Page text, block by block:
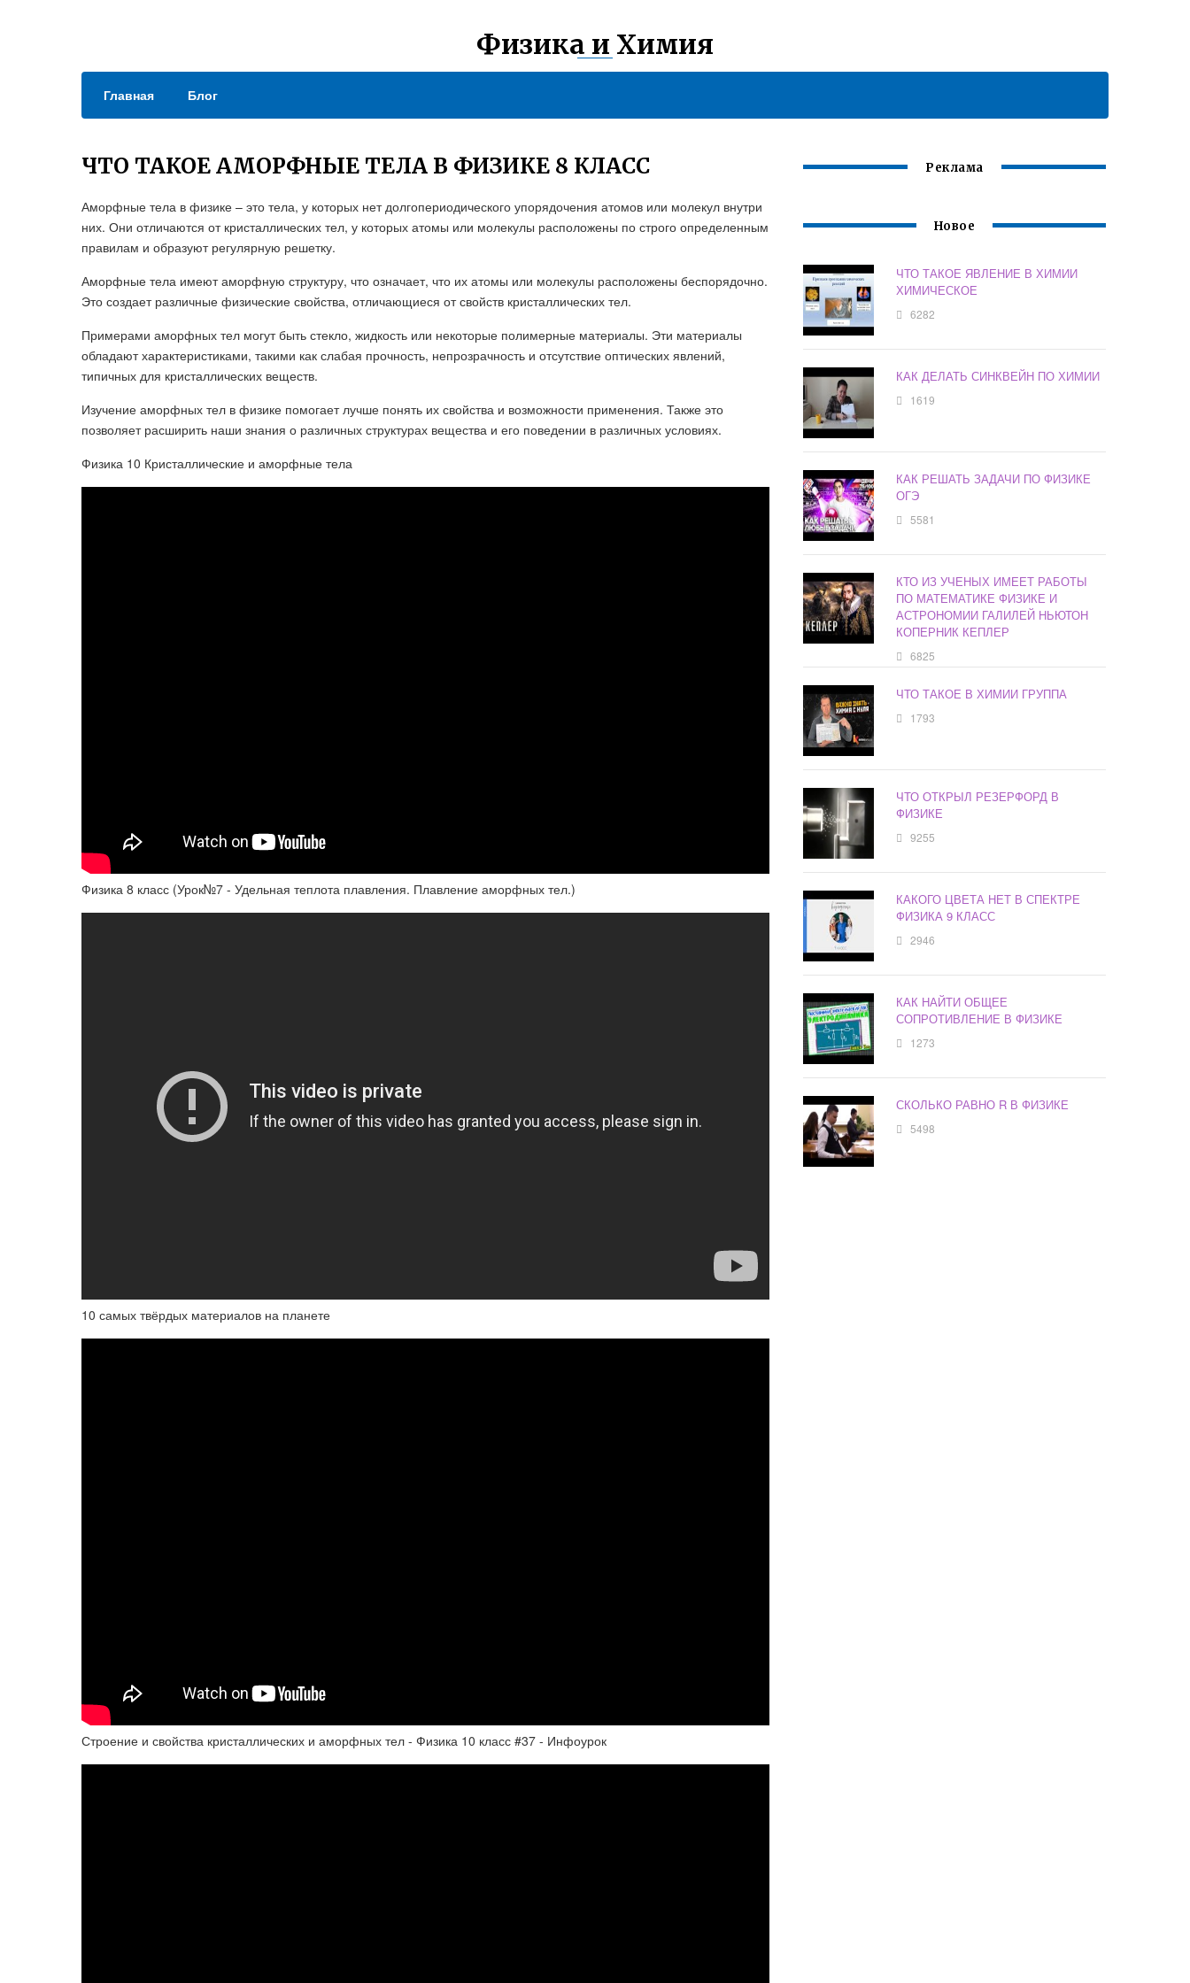
Физика и Химия
Главная Блог
ЧТО ТАКОЕ АМОРФНЫЕ ТЕЛА В ФИЗИКЕ 8 КЛАСС
Аморфные тела в физике – это тела, у которых нет долгопериодического упорядочения атомов или молекул внутри
них. Они отличаются от кристаллических тел, у которых атомы или молекулы расположены по строго определенным
правилам и образуют регулярную решетку.
Аморфные тела имеют аморфную структуру, что означает, что их атомы или молекулы расположены беспорядочно.
Это создает различные физические свойства, отличающиеся от свойств кристаллических тел.
Примерами аморфных тел могут быть стекло, жидкость или некоторые полимерные материалы. Эти материалы
обладают характеристиками, такими как слабая прочность, непрозрачность и отсутствие оптических явлений,
типичных для кристаллических веществ.
Изучение аморфных тел в физике помогает лучше понять их свойства и возможности применения. Также это
позволяет расширить наши знания о различных структурах вещества и его поведении в различных условиях.
Физика 10 Кристаллические и аморфные тела
Физика 8 класс (Урок№7 - Удельная теплота плавления. Плавление аморфных тел.)
10 самых твёрдых материалов на планете
Строение и свойства кристаллических и аморфных тел - Физика 10 класс #37 - Инфоурок
Реклама
Новое
ЧТО ТАКОЕ ЯВЛЕНИЕ В ХИМИИ
ХИМИЧЕСКОЕ
6282
КАК ДЕЛАТЬ СИНКВЕЙН ПО ХИМИИ
1619
КАК РЕШАТЬ ЗАДАЧИ ПО ФИЗИКЕ
ОГЭ
5581
КТО ИЗ УЧЕНЫХ ИМЕЕТ РАБОТЫ
ПО МАТЕМАТИКЕ ФИЗИКЕ И
АСТРОНОМИИ ГАЛИЛЕЙ НЬЮТОН
КОПЕРНИК КЕПЛЕР
6825
ЧТО ТАКОЕ В ХИМИИ ГРУППА
1793
ЧТО ОТКРЫЛ РЕЗЕРФОРД В
ФИЗИКЕ
9255
КАКОГО ЦВЕТА НЕТ В СПЕКТРЕ
ФИЗИКА 9 КЛАСС
2946
КАК НАЙТИ ОБЩЕЕ
СОПРОТИВЛЕНИЕ В ФИЗИКЕ
1273
СКОЛЬКО РАВНО R В ФИЗИКЕ
5498